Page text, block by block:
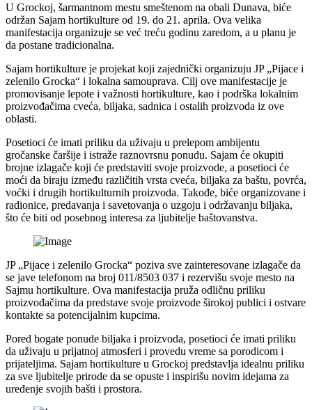
U Grockoj, šarmantnom mestu smeštenom na obali Dunava, biće
održan Sajam hortikulture od 19. do 21. aprila. Ova velika
manifestacija organizuje se već treću godinu zaredom, a u planu je
da postane tradicionalna.
Sajam hortikulture je projekat koji zajednički organizuju JP „Pijace i
zelenilo Grocka“ i lokalna samouprava. Cilj ove manifestacije je
promovisanje lepote i važnosti hortikulture, kao i podrška lokalnim
proizvođačima cveća, biljaka, sadnica i ostalih proizvoda iz ove
oblasti.
Posetioci će imati priliku da uživaju u prelepom ambijentu
gročanske čaršije i istraže raznovrsnu ponudu. Sajam će okupiti
brojne izlagače koji će predstaviti svoje proizvode, a posetioci će
moći da biraju između različitih vrsta cveća, biljaka za baštu, povrća,
voćki i drugih hortikulturnih proizvoda. Takođe, biće organizovane i
radionice, predavanja i savetovanja o uzgoju i održavanju biljaka,
što će biti od posebnog interesa za ljubitelje baštovanstva.
JP „Pijace i zelenilo Grocka“ poziva sve zainteresovane izlagače da
se jave telefonom na broj 011/8503 037 i rezervišu svoje mesto na
Sajmu hortikulture. Ova manifestacija pruža odličnu priliku
proizvođačima da predstave svoje proizvode širokoj publici i ostvare
kontakte sa potencijalnim kupcima.
Pored bogate ponude biljaka i proizvoda, posetioci će imati priliku
da uživaju u prijatnoj atmosferi i provedu vreme sa porodicom i
prijateljima. Sajam hortikulture u Grockoj predstavlja idealnu priliku
za sve ljubitelje prirode da se opuste i inspirišu novim idejama za
uređenje svojih bašti i prostora.